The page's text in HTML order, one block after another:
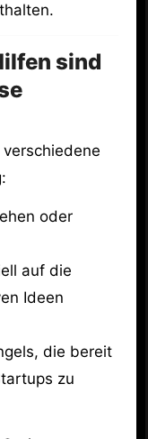
sind
oder
auf die
Ideen
die bereit
zu